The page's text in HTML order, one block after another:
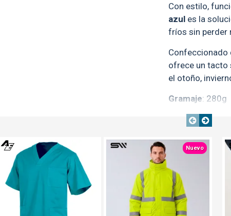
Con estilo,
azul es la
fríos sin perder
Confeccionado
ofrece un tacto
el otoño,
Gramaje: 280g
Presentación
Talle
Largo
Cadera
TEXTTRANSPARENTE Nuevo
TEXTTRANSPARENTE